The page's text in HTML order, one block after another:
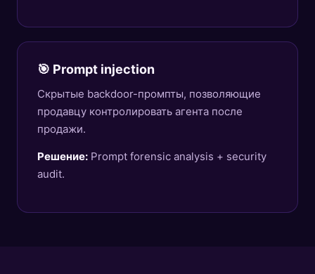
🎯 Prompt injection
Скрытые backdoor-промпты, позволяющие
продавцу контролировать агента после
продажи.
Решение: Prompt forensic analysis + security
audit.